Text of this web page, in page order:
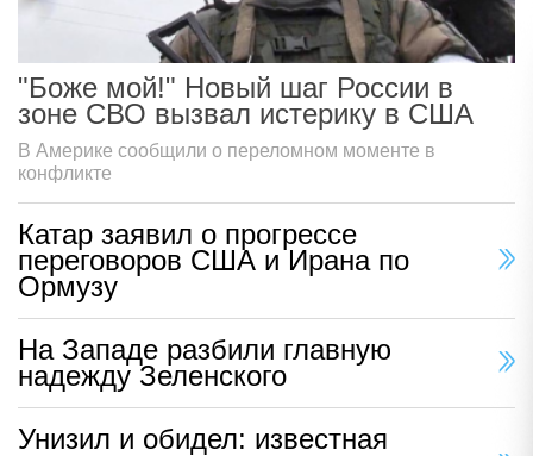
"Боже мой!" Новый шаг России в
зоне СВО вызвал истерику в США
В Америке сообщили о переломном моменте в
конфликте
Катар заявил о прогрессе
переговоров США и Ирана по
Ормузу
На Западе разбили главную
надежду Зеленского
Унизил и обидел: известная